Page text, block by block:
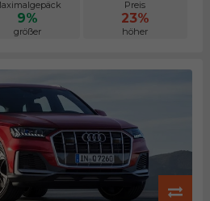
9%
größer
Preis
23%
höher